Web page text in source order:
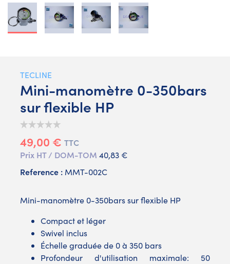
TECLINE
Mini-manomètre 0-350bars
sur flexible HP
49,00 € TTC
Prix HT / DOM-TOM 40,83 €
Reference : MMT-002C
Mini-manomètre 0-350bars sur flexible HP
Compact et léger
Swivel inclus
Échelle graduée de 0 à 350 bars
Profondeur d'utilisation maximale: 50